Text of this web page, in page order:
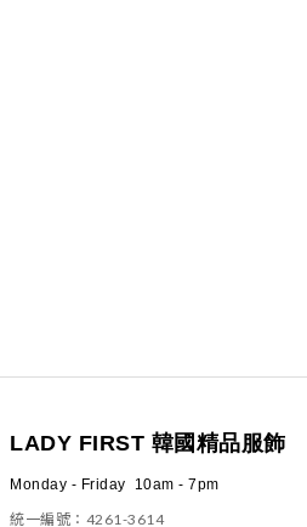
LADY FIRST 韓國精品服飾
Monday - Friday 10am - 7pm
統一編號：4261-3614